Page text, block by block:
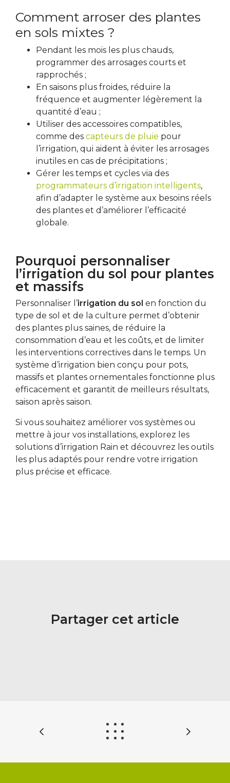
Comment arroser des plantes
en sols mixtes ?
Pendant les mois les plus chauds,
programmer des arrosages courts et
rapprochés ;
En saisons plus froides, réduire la
fréquence et augmenter légèrement la
quantité d’eau ;
Utiliser des accessoires compatibles,
comme des capteurs de pluie pour
l’irrigation, qui aident à éviter les arrosages
inutiles en cas de précipitations ;
Gérer les temps et cycles via des
programmateurs d’irrigation intelligents,
afin d’adapter le système aux besoins réels
des plantes et d’améliorer l’efficacité
globale.
Pourquoi personnaliser
l’irrigation du sol pour plantes
et massifs
Personnaliser l’irrigation du sol en fonction du
type de sol et de la culture permet d’obtenir
des plantes plus saines, de réduire la
consommation d’eau et les coûts, et de limiter
les interventions correctives dans le temps. Un
système d’irrigation bien conçu pour pots,
massifs et plantes ornementales fonctionne plus
efficacement et garantit de meilleurs résultats,
saison après saison.
Si vous souhaitez améliorer vos systèmes ou
mettre à jour vos installations, explorez les
solutions d’irrigation Rain et découvrez les outils
les plus adaptés pour rendre votre irrigation
plus précise et efficace.
Partager cet article